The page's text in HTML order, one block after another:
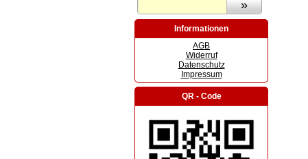
Informationen
AGB
Widerruf
Datenschutz
Impressum
QR - Code